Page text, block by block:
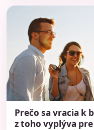
Prečo sa vracia k
z toho vyplýva pre